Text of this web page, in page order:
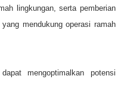
lingkungan, serta pemberian
mendukung operasi ramah
mengoptimalkan potensi